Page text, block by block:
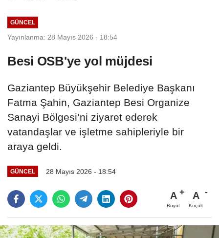
GÜNCEL
Yayınlanma: 28 Mayıs 2026 - 18:54
Besi OSB'ye yol müjdesi
Gaziantep Büyükşehir Belediye Başkanı
Fatma Şahin, Gaziantep Besi Organize
Sanayi Bölgesi’ni ziyaret ederek
vatandaşlar ve işletme sahipleriyle bir
araya geldi.
GÜNCEL 28 Mayıs 2026 - 18:54
A
Büyüt
A
Küçült